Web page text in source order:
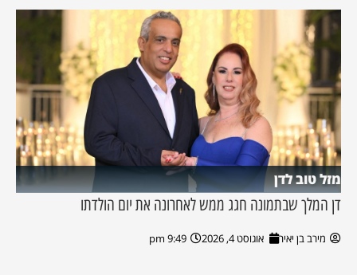
מזל טוב לדן
דן המלך שבתמונה חגג ממש לאחרונה את יום הולדתו
מירב בן יאיר אוגוסט 4, 2026 9:49 pm